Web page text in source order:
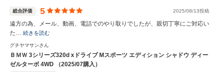
総合評価 5 2025/08/13投稿
遠方の為、メール、動画、電話でのやり取りでしたが、親切丁寧にご対応い
た… 続きを読む
グチヤマサンさん
ＢＭＷ 3シリーズ320d xドライブ Mスポーツ エディション シャドウ ディー
ゼルターボ 4WD （2025/07購入）